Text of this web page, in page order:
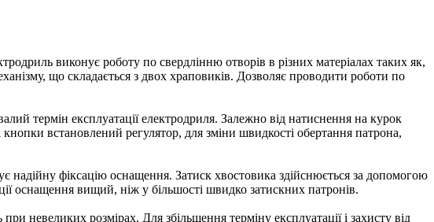
виконує роботу по свердлінню отворів в різних матеріалах таких як,
що складається з двох храповиків. Дозволяє проводити роботи по
термін експлуатації електродриля. Залежно від натиснення на курок
встановлений регулятор, для зміни швидкості обертання патрона,
надійну фіксацію оснащення. Затиск хвостовика здійснюється за допомогою
оснащення вищий, ніж у більшості швидко затискних патронів.
невеликих розмірах. Для збільшення терміну експлуатації і захисту від